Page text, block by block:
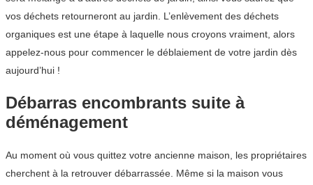
vos déchets retourneront au jardin. L’enlèvement des déchets
organiques est une étape à laquelle nous croyons vraiment, alors
appelez-nous pour commencer le déblaiement de votre jardin dès
aujourd’hui !
Débarras encombrants suite à
déménagement
Au moment où vous quittez votre ancienne maison, les propriétaires
cherchent à la retrouver débarrassée. Même si la maison vous